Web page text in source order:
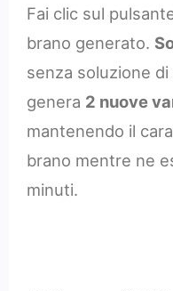
Fai clic sul
brano generato.
senza soluzione
genera 2 nuove
mantenendo il
brano mentre ne
minuti.